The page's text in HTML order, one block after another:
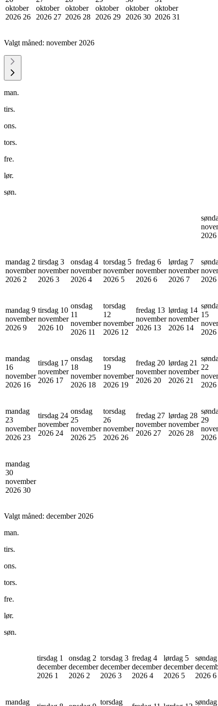
oktober
2026 26
oktober
2026 27
oktober
2026 28
oktober
2026 29
oktober
2026 30
oktober
2026 31
Valgt måned: november 2026
man.
tirs.
ons.
tors.
fre.
lør.
søn.
2026
mandag 2
november
2026 2
tirsdag 3
november
2026 3
onsdag 4
november
2026 4
torsdag 5
november
2026 5
fredag 6
november
2026 6
lørdag 7
november
2026 7
2026
mandag 9
november
2026 9
tirsdag 10
november
2026 10
onsdag
11
november
2026 11
torsdag
12
november
2026 12
fredag 13
november
2026 13
lørdag 14
november
2026 14
15
2026
mandag
16
november
2026 16
tirsdag 17
november
2026 17
onsdag
18
november
2026 18
torsdag
19
november
2026 19
fredag 20
november
2026 20
lørdag 21
november
2026 21
22
2026
mandag
23
november
2026 23
tirsdag 24
november
2026 24
onsdag
25
november
2026 25
torsdag
26
november
2026 26
fredag 27
november
2026 27
lørdag 28
november
2026 28
29
2026
mandag
30
november
2026 30
Valgt måned: december 2026
man.
tirs.
ons.
tors.
fre.
lør.
søn.
tirsdag 1
december
2026 1
onsdag 2
december
2026 2
torsdag 3
december
2026 3
fredag 4
december
2026 4
lørdag 5
december
2026 5
2026 6
mandag torsdag søndag